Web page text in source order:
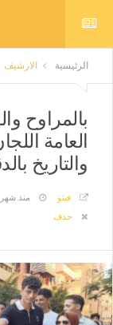
الرئيسية الارشيف
بالمراوح
العامة
والتاريخ
فيتو منذ شهر
حذف